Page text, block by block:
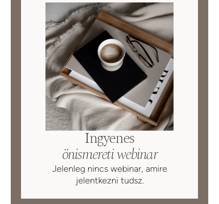
Ingyenes
önismereti webinar
Jelenleg nincs webinar, amire
jelentkezni tudsz.